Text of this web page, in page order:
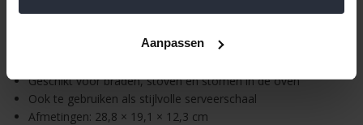
Aanpassen
Behoudt vocht, smaak en sappigheid van gerechten
Geschikt voor braden, stoven en stomen in de oven
Ook te gebruiken als stijlvolle serveerschaal
Afmetingen: 28,8 × 19,1 × 12,3 cm